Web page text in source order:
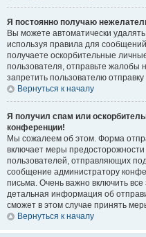
Я постоянно получаю
Вы можете автоматически
используя правила для
получаете оскорбительные
пользователя, отправьте жалобы
запретить пользователю
Вернуться к началу
Я получил спам или
конференции!
Мы сожалеем об этом. Форма
включает меры
пользователей, отправляющих
сообщение администратору
письма. Очень важно включить все
детальная информация об
сможет в этом случае принять
Вернуться к началу